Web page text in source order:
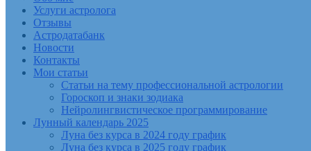
Услуги астролога
Отзывы
Астродатабанк
Новости
Контакты
Мои статьи
Статьи на тему профессиональной астрологии
Гороскоп и знаки зодиака
Нейролингвистическое программирование
Лунный календарь 2025
Луна без курса в 2024 году график
Луна без курса в 2025 году график